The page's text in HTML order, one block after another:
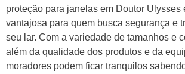
proteção para janelas em Doutor Ulysses
vantajosa para quem busca segurança e
seu lar. Com a variedade de tamanhos e
além da qualidade dos produtos e da
moradores podem ficar tranquilos